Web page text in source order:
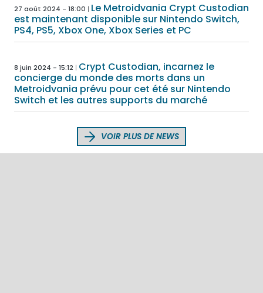
27 août 2024 - 18:00
Le Metroidvania Crypt Custodian
est maintenant disponible sur Nintendo Switch,
PS4, PS5, Xbox One, Xbox Series et PC
8 juin 2024 - 15:12
Crypt Custodian, incarnez le
concierge du monde des morts dans un
Metroidvania prévu pour cet été sur Nintendo
Switch et les autres supports du marché
VOIR PLUS DE NEWS